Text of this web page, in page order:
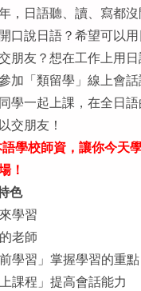
，日語聽、讀、寫都
口說日語？希望可以
朋友？想在工作上用
加「類留學」線上會
學一起上課，在全日
交朋友！
學校師資，讓你今天
！
色
學習
老師
學習」掌握學習的重點
課程」提高會話能力